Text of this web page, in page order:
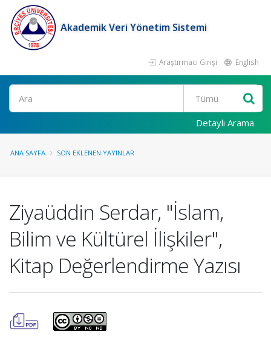
Akademik Veri Yönetim Sistemi
Araştırmacı Girişi English
Ara
Detaylı Arama
ANA SAYFA SON EKLENEN YAYINLAR
Ziyaüddin Serdar, "İslam,
Bilim ve Kültürel İlişkiler",
Kitap Değerlendirme Yazısı